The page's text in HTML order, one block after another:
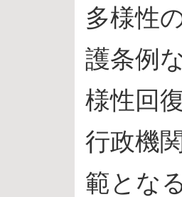
多様性
護条例
様性回
行政機
範とな